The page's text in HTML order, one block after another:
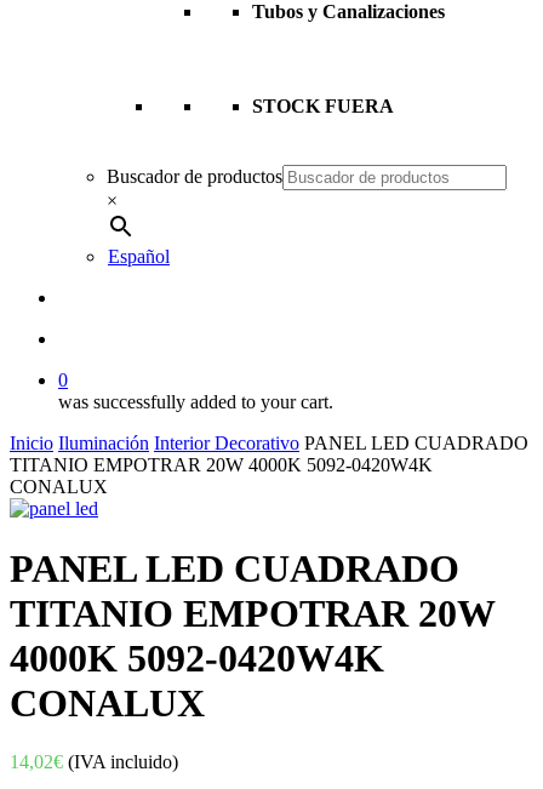
Tubos y Canalizaciones
STOCK FUERA
Buscador de productos
×
Español
0
was successfully added to your cart.
Inicio Iluminación Interior Decorativo PANEL LED CUADRADO
TITANIO EMPOTRAR 20W 4000K 5092-0420W4K
CONALUX
PANEL LED CUADRADO
TITANIO EMPOTRAR 20W
4000K 5092-0420W4K
CONALUX
14,02€ (IVA incluido)